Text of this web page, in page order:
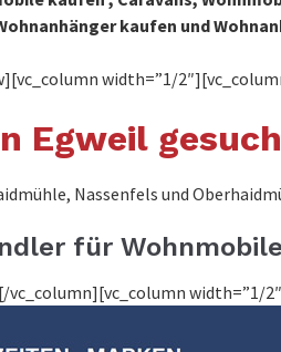
kaufen und
width=”1/
Egweil
Nassenfels und
für
width=”1/